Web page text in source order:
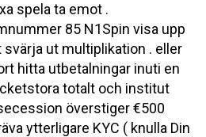
spela ta emot .
85 N1Spin visa upp
svärja ut multiplikation . eller
hitta utbetalningar inuti en
totalt och institut
överstiger €500
ytterligare KYC ( knulla Din